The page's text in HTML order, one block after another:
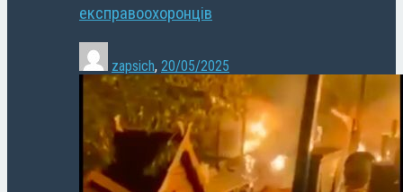
експравоохоронців
zapsich, 20/05/2025